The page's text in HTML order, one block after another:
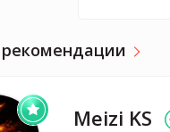
Meizi KS